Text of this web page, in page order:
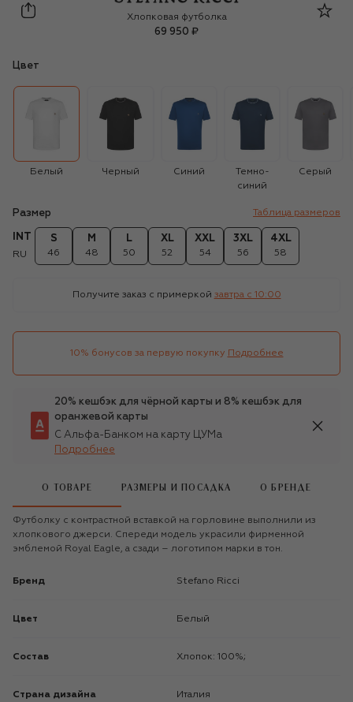
Stefano Ricci
Хлопковая футболка
69 950 ₽
Цвет
Белый Черный Синий
Темно-
синий
Серый
Размер Таблица размеров
INT
RU
S
46
M
48
L
50
XL
52
XXL
54
3XL
56
4XL
58
Получите заказ с примеркой завтра c 10:00
10% бонусов за первую покупку Подробнее
20% кешбэк для чёрной карты и 8% кешбэк для
оранжевой карты
С Альфа-Банком на карту ЦУМа
Подробнее
О ТОВАРЕ РАЗМЕРЫ И ПОСАДКА О БРЕНДЕ
Футболку с контрастной вставкой на горловине выполнили из
хлопкового джерси. Спереди модель украсили фирменной
эмблемой Royal Eagle, а сзади – логотипом марки в тон.
Бренд Stefano Ricci
Цвет Белый
Состав Хлопок: 100%;
Страна дизайна Италия